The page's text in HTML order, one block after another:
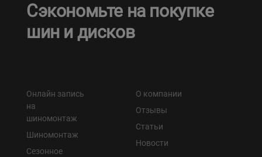
Сэкономьте на покупке
шин и дисков
Онлайн запись
на
шиномонтаж
Шиномонтаж
Сезонное
О компании
Отзывы
Статьи
Новости